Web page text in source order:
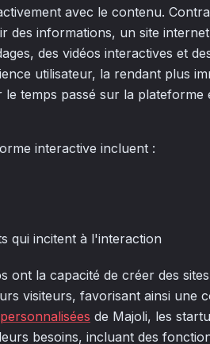
avec le contenu.
des informations, un site
des vidéos interactives et
utilisateur, la rendant plus
temps passé sur la plateforme
interactive incluent :
qui incitent à l'interaction
ont la capacité de créer des
visiteurs, favorisant ainsi une
de Majoli, les
besoins, incluant des